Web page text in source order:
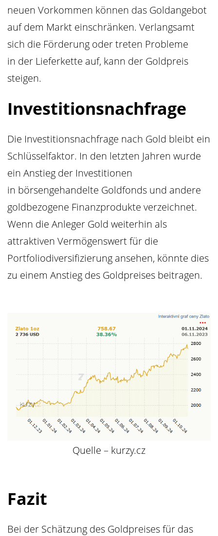
neuen Vorkommen können das Goldangebot
auf dem Markt einschränken. Verlangsamt
sich die Förderung oder treten Probleme
in der Lieferkette auf, kann der Goldpreis
steigen.
Investitionsnachfrage
Die Investitionsnachfrage nach Gold bleibt ein
Schlüsselfaktor. In den letzten Jahren wurde
ein Anstieg der Investitionen
in börsengehandelte Goldfonds und andere
goldbezogene Finanzprodukte verzeichnet.
Wenn die Anleger Gold weiterhin als
attraktiven Vermögenswert für die
Portfoliodiversifizierung ansehen, könnte dies
zu einem Anstieg des Goldpreises beitragen.
Quelle – kurzy.cz
Fazit
Bei der Schätzung des Goldpreises für das